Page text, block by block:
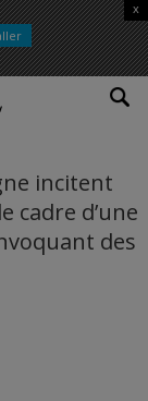
x
incitent
cadre d’une
des